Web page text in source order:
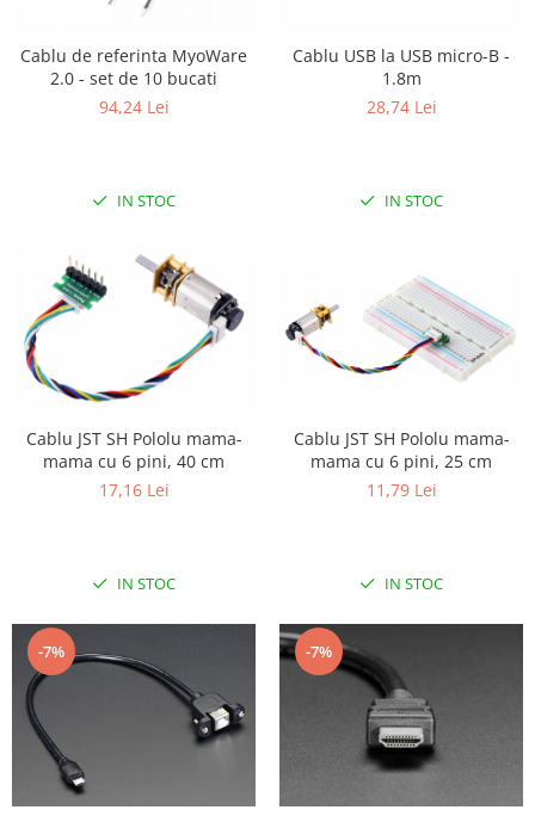
Cablu de referinta MyoWare
2.0 - set de 10 bucati
94,24 Lei
IN STOC
Cablu USB la USB micro-B -
1.8m
28,74 Lei
IN STOC
Cablu JST SH Pololu mama-
mama cu 6 pini, 40 cm
17,16 Lei
IN STOC
Cablu JST SH Pololu mama-
mama cu 6 pini, 25 cm
11,79 Lei
IN STOC
-7% -7%